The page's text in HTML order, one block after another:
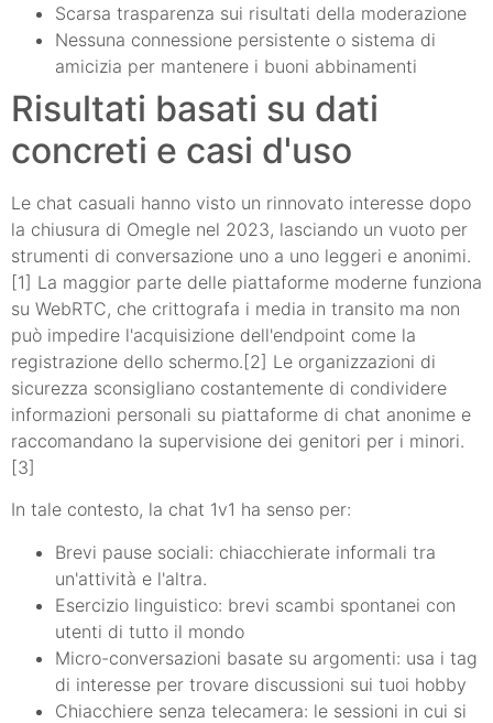
Scarsa trasparenza sui risultati della moderazione
Nessuna connessione persistente o sistema di
amicizia per mantenere i buoni abbinamenti
Risultati basati su dati
concreti e casi d'uso
Le chat casuali hanno visto un rinnovato interesse dopo
la chiusura di Omegle nel 2023, lasciando un vuoto per
strumenti di conversazione uno a uno leggeri e anonimi.
[1] La maggior parte delle piattaforme moderne funziona
su WebRTC, che crittografa i media in transito ma non
può impedire l'acquisizione dell'endpoint come la
registrazione dello schermo.[2] Le organizzazioni di
sicurezza sconsigliano costantemente di condividere
informazioni personali su piattaforme di chat anonime e
raccomandano la supervisione dei genitori per i minori.
[3]
In tale contesto, la chat 1v1 ha senso per:
Brevi pause sociali: chiacchierate informali tra
un'attività e l'altra.
Esercizio linguistico: brevi scambi spontanei con
utenti di tutto il mondo
Micro-conversazioni basate su argomenti: usa i tag
di interesse per trovare discussioni sui tuoi hobby
Chiacchiere senza telecamera: le sessioni in cui si